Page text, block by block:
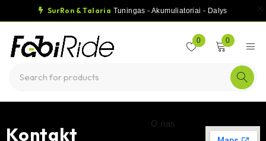
SurRon & Talaria Tuningas - Akumuliatoriai - Dalys
0 0
Kontakt O nas